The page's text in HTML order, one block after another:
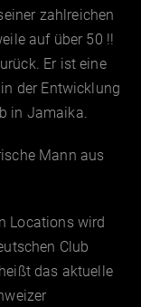
zahlreichen
auf über 50 !!
Er ist eine
der Entwicklung
in Jamaika.
Mann aus
Locations wird
Club
das aktuelle